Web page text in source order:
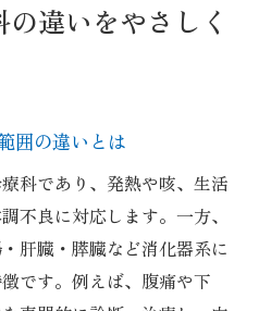
違いをやさしく
囲の違いとは
科であり、発熱や咳、生活
不良に対応します。一方、
肝臓・膵臓など消化器系に
です。例えば、腹痛や下